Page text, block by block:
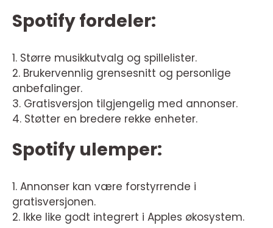
Spotify fordeler:
1. Større musikkutvalg og spillelister.
2. Brukervennlig grensesnitt og personlige
anbefalinger.
3. Gratisversjon tilgjengelig med annonser.
4. Støtter en bredere rekke enheter.
Spotify ulemper:
1. Annonser kan være forstyrrende i
gratisversjonen.
2. Ikke like godt integrert i Apples økosystem.